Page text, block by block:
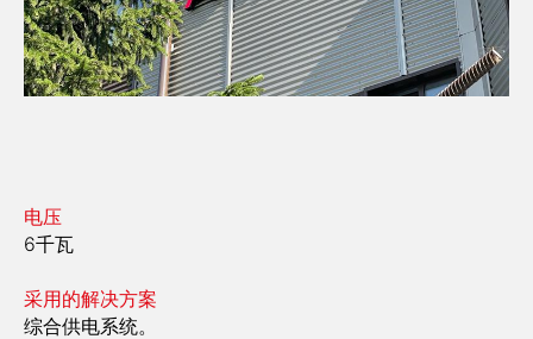
电压
6千瓦
采用的解决方案
综合供电系统。